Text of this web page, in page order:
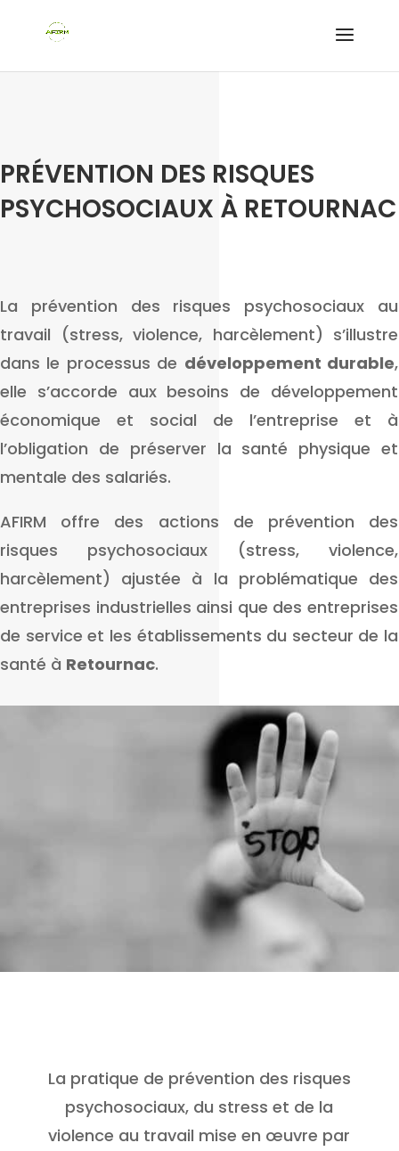
PRÉVENTION DES RISQUES
PSYCHOSOCIAUX À RETOURNAC
La prévention des risques psychosociaux au
travail (stress, violence, harcèlement) s’illustre
dans le processus de développement durable,
elle s’accorde aux besoins de développement
économique et social de l’entreprise et à
l’obligation de préserver la santé physique et
mentale des salariés.
AFIRM offre des actions de prévention des
risques psychosociaux (stress, violence,
harcèlement) ajustée à la problématique des
entreprises industrielles ainsi que des entreprises
de service et les établissements du secteur de la
santé à Retournac.
La pratique de prévention des risques
psychosociaux, du stress et de la
violence au travail mise en œuvre par